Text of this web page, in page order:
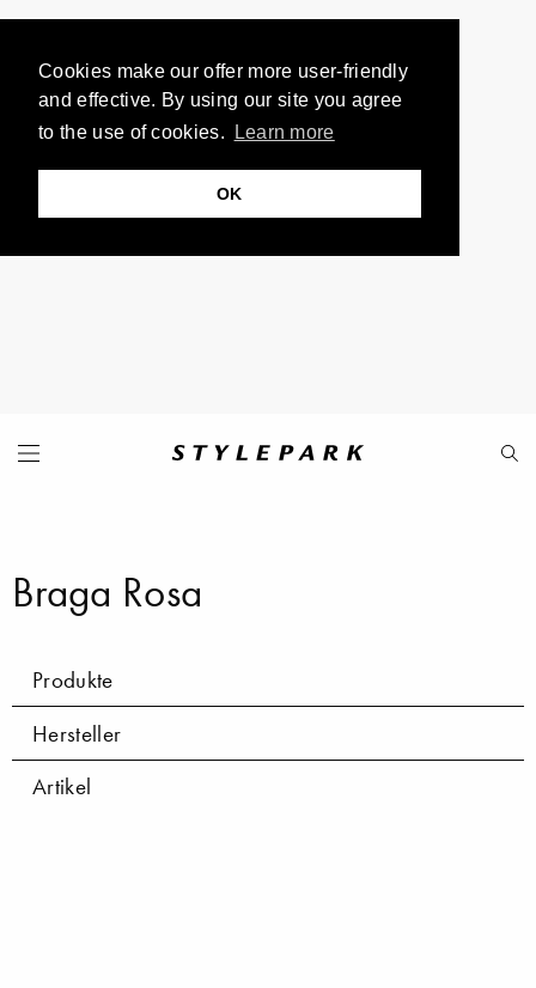
Cookies make our offer more user-friendly
and effective. By using our site you agree
to the use of cookies.
Learn more
OK
Braga Rosa
Produkte
Hersteller
Artikel